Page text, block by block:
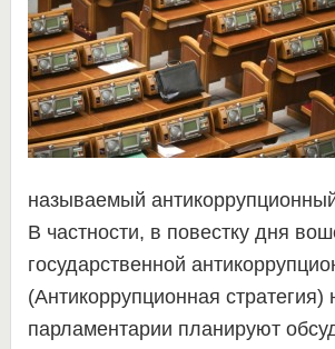
называемый
В частности, в повестку дня
государственной
(Антикоррупционная
парламентарии планируют